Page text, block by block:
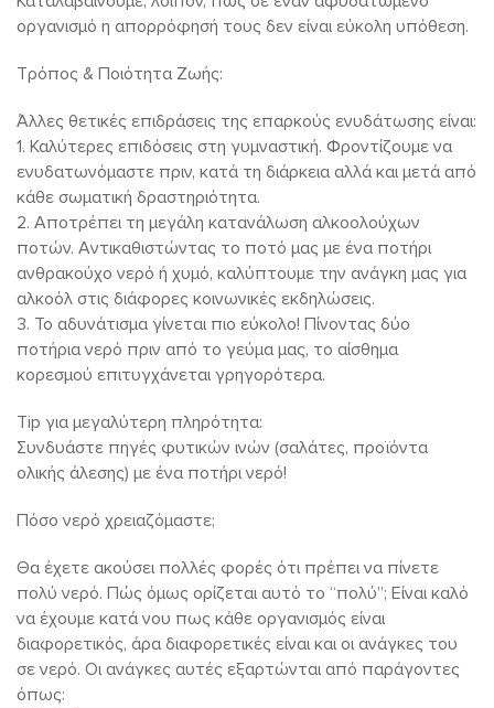
οργανισμό η απορρόφησή τους δεν είναι εύκολη υπόθεση.
Τρόπος & Ποιότητα Ζωής:
Άλλες θετικές επιδράσεις της επαρκούς ενυδάτωσης είναι:
1. Καλύτερες επιδόσεις στη γυμναστική. Φροντίζουμε να
ενυδατωνόμαστε πριν, κατά τη διάρκεια αλλά και μετά από
κάθε σωματική δραστηριότητα.
2. Αποτρέπει τη μεγάλη κατανάλωση αλκοολούχων
ποτών. Αντικαθιστώντας το ποτό μας με ένα ποτήρι
ανθρακούχο νερό ή χυμό, καλύπτουμε την ανάγκη μας για
αλκοόλ στις διάφορες κοινωνικές εκδηλώσεις.
3. Το αδυνάτισμα γίνεται πιο εύκολο! Πίνοντας δύο
ποτήρια νερό πριν από το γεύμα μας, το αίσθημα
κορεσμού επιτυγχάνεται γρηγορότερα.
Tip για μεγαλύτερη πληρότητα:
Συνδυάστε πηγές φυτικών ινών (σαλάτες, προϊόντα
ολικής άλεσης) με ένα ποτήρι νερό!
Πόσο νερό χρειαζόμαστε;
Θα έχετε ακούσει πολλές φορές ότι πρέπει να πίνετε
πολύ νερό. Πώς όμως ορίζεται αυτό το “πολύ”; Είναι καλό
να έχουμε κατά νου πως κάθε οργανισμός είναι
διαφορετικός, άρα διαφορετικές είναι και οι ανάγκες του
σε νερό. Οι ανάγκες αυτές εξαρτώνται από παράγοντες
όπως: